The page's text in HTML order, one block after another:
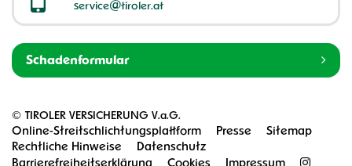
service@tiroler.at
Schadenformular
© TIROLER VERSICHERUNG V.a.G.
Online-Streitschlichtungsplattform
Presse
Sitemap
Rechtliche Hinweise
Datenschutz